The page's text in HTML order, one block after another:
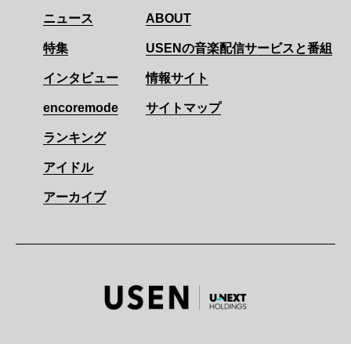
ニュース
特集
インタビュー
encoremode
ランキング
アイドル
アーカイブ
ABOUT
USENの音楽配信サービスと番組
情報サイト
サイトマップ